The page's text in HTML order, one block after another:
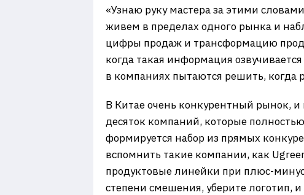
«Узнаю руку мастера за этими
живем в пределах одного рынка и
цифры продаж и трансформацию
когда такая информация
в компаниях пытаются решить, когда
В Китае очень конкурентный рынок,
десяток компаний, которые
формируется набор из прямых
вспомнить такие компании, как
продуктовые линейки при плюс-
степени смешения, уберите логотип,